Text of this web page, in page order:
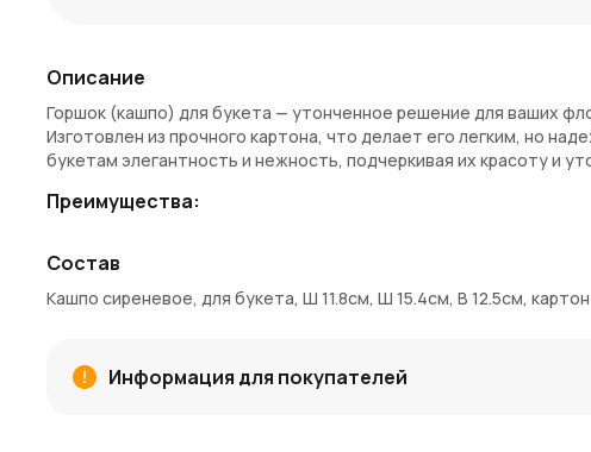
Описание
Горшок (кашпо) для букета — утонченное решение для ваших
Изготовлен из прочного картона, что делает его легким, но
букетам элегантность и нежность, подчеркивая их красоту и
Преимущества:
Прочный картон — легкость и надежность
Идеально подходит для подарков и декора
Удобный размер для флористических композиций
Купить декоративное кашпо можно в интернет-магазине
Состав
Кашпо сиреневое, для букета, Ш 11.8см, Ш 15.4см, В 12.5см, картон
Информация для покупателей